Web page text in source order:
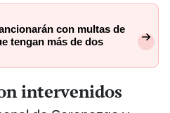
con multas de
tengan más de dos
intervenidos